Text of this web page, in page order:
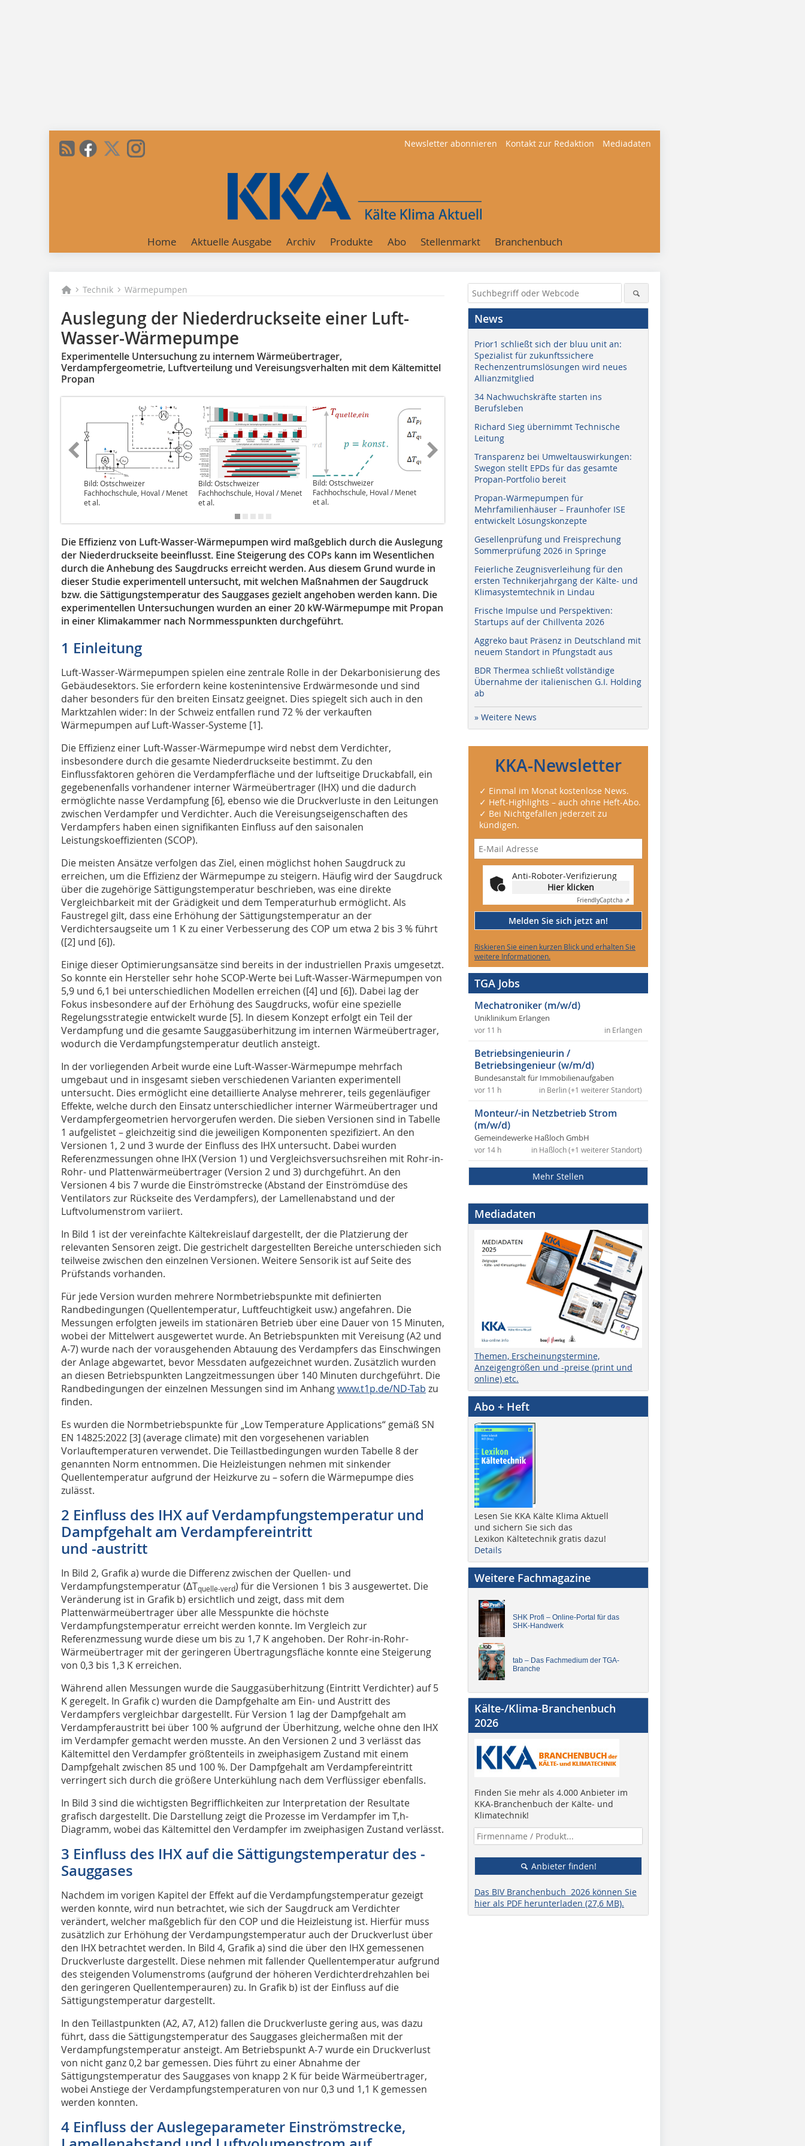
Newsletter abonnieren Kontakt zur Redaktion Mediadaten
Home Aktuelle Ausgabe Archiv Produkte Abo Stellenmarkt Branchenbuch
Technik Wärmepumpen
Auslegung der Niederdruckseite einer Luft-
Wasser-Wärmepumpe
Experimentelle Untersuchung zu internem Wärmeübertrager,
Verdampfergeometrie, Luftverteilung und Vereisungsverhalten mit dem Kältemittel
Propan
Bild: Ostschweizer
Fachhochschule, Hoval / Menet
et al.
Bild: Ostschweizer
Fachhochschule, Hoval / Menet
et al.
Bild: Ostschweizer
Fachhochschule, Hoval / Menet
et al.
Bild: Ostschweizer
Bild: Ostschweizer
Fachhochschule, Hoval / Menet
et al.
Die Effizienz von Luft-Wasser-Wärmepumpen wird maßgeblich durch die Auslegung
der Niederdruckseite beeinflusst. Eine Steigerung des COPs kann im Wesentlichen
durch die Anhebung des Saugdrucks erreicht werden. Aus diesem Grund wurde in
dieser Studie experimentell untersucht, mit welchen Maßnahmen der Saugdruck
bzw. die Sättigungstemperatur des Sauggases gezielt angehoben werden kann. Die
experimentellen Untersuchungen wurden an einer 20 kW-Wärmepumpe mit Propan
in einer Klimakammer nach Normmesspunkten durchgeführt.
1 Einleitung
Luft-Wasser-Wärmepumpen spielen eine zentrale Rolle in der Dekarbonisierung des
Gebäudesektors. Sie erfordern keine kostenintensive Erdwärmesonde und sind
daher besonders für den breiten Einsatz geeignet. Dies spiegelt sich auch in den
Marktzahlen wider: In der Schweiz entfallen rund 72 % der verkauften
Wärmepumpen auf Luft-Wasser-Systeme [1].
Die Effizienz einer Luft-Wasser-Wärmepumpe wird nebst dem Verdichter,
insbesondere durch die gesamte Niederdruckseite bestimmt. Zu den
Einflussfaktoren gehören die Verdampferfläche und der luftseitige Druckabfall, ein
gegebenenfalls vorhandener interner Wärmeübertrager (IHX) und die dadurch
ermöglichte nasse Verdampfung [6], ebenso wie die Druckverluste in den Leitungen
zwischen Verdampfer und Verdichter. Auch die Vereisungseigenschaften des
Verdampfers haben einen signifikanten Einfluss auf den saisonalen
Leistungskoeffizienten (SCOP).
Die meisten Ansätze verfolgen das Ziel, einen möglichst hohen Saugdruck zu
erreichen, um die Effizienz der Wärmepumpe zu steigern. Häufig wird der Saugdruck
über die zugehörige Sättigungstemperatur beschrieben, was eine direkte
Vergleichbarkeit mit der Grädigkeit und dem Temperaturhub ermöglicht. Als
Faustregel gilt, dass eine Erhöhung der Sättigungstemperatur an der
Verdichtersaugseite um 1 K zu einer Verbesserung des COP um etwa 2 bis 3 % führt
([2] und [6]).
Einige dieser Optimierungsansätze sind bereits in der industriellen Praxis umgesetzt.
So konnte ein Hersteller sehr hohe SCOP-Werte bei Luft-Wasser-Wärmepumpen von
5,9 und 6,1 bei unterschiedlichen Modellen erreichen ([4] und [6]). Dabei lag der
Fokus insbesondere auf der Erhöhung des Saugdrucks, wofür eine spezielle
Regelungsstrategie entwickelt wurde [5]. In diesem Konzept erfolgt ein Teil der
Verdampfung und die gesamte Sauggasüberhitzung im internen Wärmeübertrager,
wodurch die Verdampfungstemperatur deutlich ansteigt.
In der vorliegenden Arbeit wurde eine Luft-Wasser-Wärmepumpe mehrfach
umgebaut und in insgesamt sieben verschiedenen Varianten experimentell
untersucht. Dies ermöglicht eine detaillierte Analyse mehrerer, teils gegenläufiger
Effekte, welche durch den Einsatz unterschiedlicher interner Wärmeübertrager und
Verdampfergeometrien hervorgerufen werden. Die sieben Versionen sind in Tabelle
1 aufgelistet – gleichzeitig sind die jeweiligen Komponenten spezifiziert. An den
Versionen 1, 2 und 3 wurde der Einfluss des IHX untersucht. Dabei wurden
Referenzmessungen ohne IHX (Version 1) und Vergleichsversuchsreihen mit Rohr-in-
Rohr- und Plattenwärmeübertrager (Version 2 und 3) durchgeführt. An den
Versionen 4 bis 7 wurde die Einströmstrecke (Abstand der Einströmdüse des
Ventilators zur Rückseite des Verdampfers), der Lamellenabstand und der
Luftvolumenstrom variiert.
In Bild 1 ist der vereinfachte Kältekreislauf dargestellt, der die Platzierung der
relevanten Sensoren zeigt. Die gestrichelt dargestellten Bereiche unterschieden sich
teilweise zwischen den einzelnen Versionen. Weitere Sensorik ist auf Seite des
Prüfstands vorhanden.
Für jede Version wurden mehrere Normbetriebspunkte mit definierten
Randbedingungen (Quellentemperatur, Luftfeuchtigkeit usw.) angefahren. Die
Messungen erfolgten jeweils im stationären Betrieb über eine Dauer von 15 Minuten,
wobei der Mittelwert ausgewertet wurde. An Betriebspunkten mit Vereisung (A2 und
A-7) wurde nach der vorausgehenden Abtauung des Verdampfers das Einschwingen
der Anlage abgewartet, bevor Messdaten aufgezeichnet wurden. Zusätzlich wurden
an diesen Betriebspunkten Langzeitmessungen über 140 Minuten durchgeführt. Die
Randbedingungen der einzelnen Messungen sind im Anhangwww.t1p.de/ND-Tab zu
finden.
Es wurden die Normbetriebspunkte für „Low Temperature Applications“ gemäß SN
EN 14825:2022 [3] (average climate) mit den vorgesehenen variablen
Vorlauftemperaturen verwendet. Die Teillastbedingungen wurden Tabelle 8 der
genannten Norm entnommen. Die Heizleistungen nehmen mit sinkender
Quellentemperatur aufgrund der Heizkurve zu – sofern die Wärmepumpe dies
zulässt.
2 Einfluss des IHX auf Verdampfungstemperatur und
Dampf­gehalt am Verdampfereintritt
und -austritt
In Bild 2, Grafik a) wurde die Differenz zwischen der Quellen- und
Verdampfungstemperatur (∆Tquelle-verd) für die Versionen 1 bis 3 ausgewertet. Die
Veränderung ist in Grafik b) ersichtlich und zeigt, dass mit dem
Plattenwärmeübertrager über alle Messpunkte die höchste
Verdampfungstemperatur erreicht werden konnte. Im Vergleich zur
Referenzmessung wurde diese um bis zu 1,7 K angehoben. Der Rohr-in-Rohr-
Wärmeübertrager mit der geringeren Übertragungsfläche konnte eine Steigerung
von 0,3 bis 1,3 K erreichen.
Während allen Messungen wurde die Sauggasüberhitzung (Eintritt Verdichter) auf 5
K geregelt. In Grafik c) wurden die Dampfgehalte am Ein- und Austritt des
Verdampfers vergleichbar dargestellt. Für Version 1 lag der Dampfgehalt am
Verdampferaustritt bei über 100 % aufgrund der Überhitzung, welche ohne den IHX
im Verdampfer gemacht werden musste. An den Versionen 2 und 3 verlässt das
Kältemittel den Verdampfer größtenteils in zweiphasigem Zustand mit einem
Dampfgehalt zwischen 85 und 100 %. Der Dampfgehalt am Verdampfereintritt
verringert sich durch die größere Unterkühlung nach dem Verflüssiger ebenfalls.
In Bild 3 sind die wichtigsten Begrifflichkeiten zur Interpretation der Resultate
grafisch dargestellt. Die Darstellung zeigt die Prozesse im Verdampfer im T,h-
Diagramm, wobei das Kältemittel den Verdampfer im zweiphasigen Zustand verlässt.
3 Einfluss des IHX auf die Sättigungs­temperatur des ­
Sauggases
Nachdem im vorigen Kapitel der Effekt auf die Verdampfungstemperatur gezeigt
werden konnte, wird nun betrachtet, wie sich der Saugdruck am Verdichter
verändert, welcher maßgeblich für den COP und die Heizleistung ist. Hierfür muss
zusätzlich zur Erhöhung der Verdampungstemperatur auch der Druckverlust über
den IHX betrachtet werden. In Bild 4, Grafik a) sind die über den IHX gemessenen
Druckverluste dargestellt. Diese nehmen mit fallender Quellentemperatur aufgrund
des steigenden Volumenstroms (aufgrund der höheren Verdichterdrehzahlen bei
den geringeren Quellentemperauren) zu. In Grafik b) ist der Einfluss auf die
Sättigungstemperatur dargestellt.
In den Teillastpunkten (A2, A7, A12) fallen die Druckverluste gering aus, was dazu
führt, dass die Sättigungstemperatur des Sauggases gleichermaßen mit der
Verdampfungstemperatur ansteigt. Am Betriebspunkt A-7 wurde ein Druckverlust
von nicht ganz 0,2 bar gemessen. Dies führt zu einer Abnahme der
Sättigungstemperatur des Sauggases von knapp 2 K für beide Wärmeübertrager,
wobei Anstiege der Verdampfungstemperaturen von nur 0,3 und 1,1 K gemessen
werden konnten.
4 Einfluss der Auslegeparameter Einströmstrecke,
News
Prior1 schließt sich der bluu unit an:
Spezialist für zukunftssichere
Rechenzentrumslösungen wird neues
Allianzmitglied
34 Nachwuchskräfte starten ins
Berufsleben
Richard Sieg übernimmt Technische
Leitung
Transparenz bei Umweltauswirkungen:
Swegon stellt EPDs für das gesamte
Propan-Portfolio bereit
Propan-Wärmepumpen für
Mehrfamilienhäuser – Fraunhofer ISE
entwickelt Lösungskonzepte
Gesellenprüfung und Freisprechung
Sommerprüfung 2026 in Springe
Feierliche Zeugnisverleihung für den
ersten Technikerjahrgang der Kälte- und
Klimasystemtechnik in Lindau
Frische Impulse und Perspektiven:
Startups auf der Chillventa 2026
Aggreko baut Präsenz in Deutschland mit
neuem Standort in Pfungstadt aus
BDR Thermea schließt vollständige
Übernahme der italienischen G.I. Holding
ab
» Weitere News
KKA-Newsletter
✓ Einmal im Monat kostenlose News.
✓ Heft-Highlights – auch ohne Heft-Abo.
✓ Bei Nichtgefallen jederzeit zu
kündigen.
Anti-Roboter-Verifizierung
Hier klicken
FriendlyCaptcha ⇗
Melden Sie sich jetzt an!
Riskieren Sie einen kurzen Blick und erhalten Sie
weitere Informationen.
TGA Jobs
Mechatroniker (m/w/d)
Uniklinikum Erlangen
in Erlangen
vor 11 h
Betriebsingenieurin /
Betriebsingenieur (w/m/d)
Bundesanstalt für Immobilienaufgaben
in Berlin (+1 weiterer Standort)
vor 11 h
Monteur/-in Netzbetrieb Strom
(m/w/d)
Gemeindewerke Haßloch GmbH
in Haßloch (+1 weiterer Standort)
vor 14 h
Mehr Stellen
Mediadaten
Themen, Erscheinungstermine,
Anzeigengrößen und -preise (print und
online) etc.
Abo + Heft
Lesen Sie KKA Kälte Klima Aktuell
und sichern Sie sich das
Lexikon Kältetechnik gratis dazu!
Details
Weitere Fachmagazine
SHK Profi – Online-Portal für das
SHK-Handwerk
tab – Das Fachmedium der TGA-
Branche
Kälte-/Klima-Branchenbuch
2026
Finden Sie mehr als 4.000 Anbieter im
KKA-Branchenbuch der Kälte- und
Klimatechnik!
Anbieter finden!
Das BIV Branchenbuch 2026 können Sie
hier als PDF herunterladen (27,6 MB).